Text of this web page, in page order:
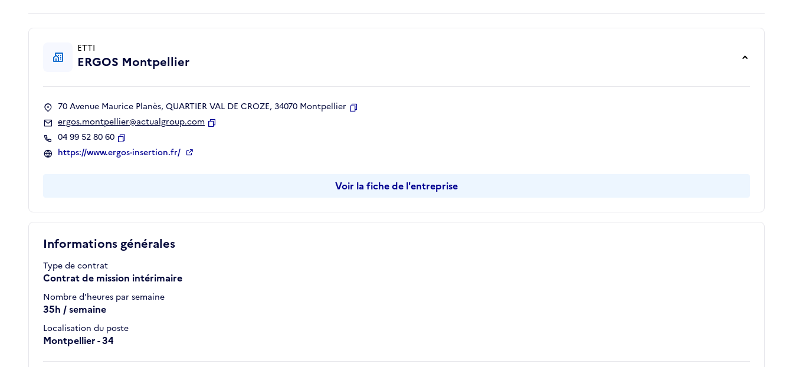
Informations générales
Type de contrat
Contrat de mission intérimaire
Nombre d'heures par semaine
35h / semaine
Localisation du poste
Montpellier - 34
ETTI
ERGOS Montpellier
70 Avenue Maurice Planès, QUARTIER VAL DE CROZE, 34070 Montpellier
ergos.montpellier@actualgroup.com
04 99 52 80 60
Copier
https://www.ergos-insertion.fr/
Voir la fiche de l'entreprise